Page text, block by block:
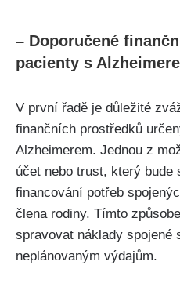
– Doporučené
pacienty s
V první řadě je důležité
finančních prostředků
Alzheimerem. Jednou z
účet nebo trust, který bude
financování potřeb
člena rodiny. Tímto
spravovat náklady spojené
neplánovaným výdajům.